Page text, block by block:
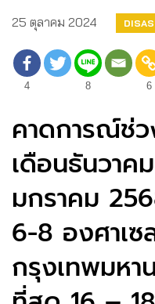
25 ตุลาคม 2024
4 8 6
คาดการณ์ช่
เดือนธันวาค
มกราคม
6-8 องศาเ
กรุงเทพมห